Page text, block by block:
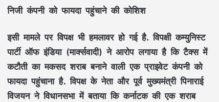
निजी कंपनी को फायदा पहुंचाने की कोशिश
इसी मामले पर विपक्ष भी हमलावर हो गई है. विपक्षी कम्युनिस्ट
पार्टी ऑफ इंडिया (मार्क्सवादी) ने आरोप लगाया है कि टैक्स में
कटौती का मकसद शराब बनाने वाली एक प्राइवेट कंपनी को
फायदा पहुंचाना है. विपक्ष के नेता और पूर्व मुख्यमंत्री पिनाराई
विजयन ने विधानसभा में बताया कि कर्नाटक की एक शराब